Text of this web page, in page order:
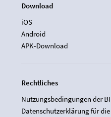
Download
iOS
Android
APK-Download
Rechtliches
Nutzungsbedingungen der
Datenschutzerklärung für die